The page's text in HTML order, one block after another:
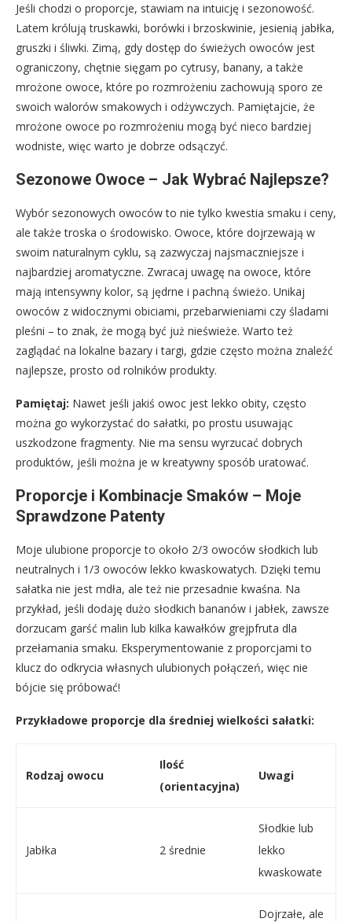
Jeśli chodzi o proporcje, stawiam na intuicję i sezonowość.
Latem królują truskawki, borówki i brzoskwinie, jesienią jabłka,
gruszki i śliwki. Zimą, gdy dostęp do świeżych owoców jest
ograniczony, chętnie sięgam po cytrusy, banany, a także
mrożone owoce, które po rozmrożeniu zachowują sporo ze
swoich walorów smakowych i odżywczych. Pamiętajcie, że
mrożone owoce po rozmrożeniu mogą być nieco bardziej
wodniste, więc warto je dobrze odsączyć.
Sezonowe Owoce – Jak Wybrać Najlepsze?
Wybór sezonowych owoców to nie tylko kwestia smaku i ceny,
ale także troska o środowisko. Owoce, które dojrzewają w
swoim naturalnym cyklu, są zazwyczaj najsmaczniejsze i
najbardziej aromatyczne. Zwracaj uwagę na owoce, które
mają intensywny kolor, są jędrne i pachną świeżo. Unikaj
owoców z widocznymi obiciami, przebarwieniami czy śladami
pleśni – to znak, że mogą być już nieświeże. Warto też
zaglądać na lokalne bazary i targi, gdzie często można znaleźć
najlepsze, prosto od rolników produkty.
Pamiętaj: Nawet jeśli jakiś owoc jest lekko obity, często
można go wykorzystać do sałatki, po prostu usuwając
uszkodzone fragmenty. Nie ma sensu wyrzucać dobrych
produktów, jeśli można je w kreatywny sposób uratować.
Proporcje i Kombinacje Smaków – Moje
Sprawdzone Patenty
Moje ulubione proporcje to około 2/3 owoców słodkich lub
neutralnych i 1/3 owoców lekko kwaskowatych. Dzięki temu
sałatka nie jest mdła, ale też nie przesadnie kwaśna. Na
przykład, jeśli dodaję dużo słodkich bananów i jabłek, zawsze
dorzucam garść malin lub kilka kawałków grejpfruta dla
przełamania smaku. Eksperymentowanie z proporcjami to
klucz do odkrycia własnych ulubionych połączeń, więc nie
bójcie się próbować!
Przykładowe proporcje dla średniej wielkości sałatki:
Rodzaj owocu
Ilość
(orientacyjna)
Uwagi
Jabłka 2 średnie
Słodkie lub
lekko
kwaskowate
Dojrzałe, ale